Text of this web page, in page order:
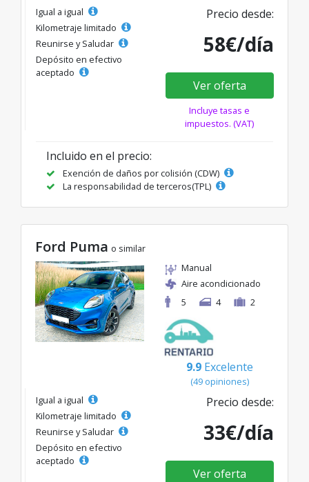
Igual a igual
Kilometraje limitado
Reunirse y Saludar
Depósito en efectivo
aceptado
Precio desde:
58€/día
Ver oferta
Incluye tasas e
impuestos. (VAT)
Incluido en el precio:
Exención de daños por colisión (CDW)
La responsabilidad de terceros(TPL)
Ford Puma o similar
Manual
Aire acondicionado
5
4 2
9.9 Excelente
(49 opiniones)
Igual a igual
Kilometraje limitado
Reunirse y Saludar
Depósito en efectivo
aceptado
Precio desde:
33€/día
Ver oferta